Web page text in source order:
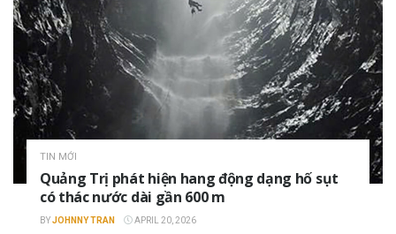
TIN MỚI
Quảng Trị phát hiện hang động dạng hố sụt
có thác nước dài gần 600 m
BYJOHNNY TRAN APRIL 20, 2026